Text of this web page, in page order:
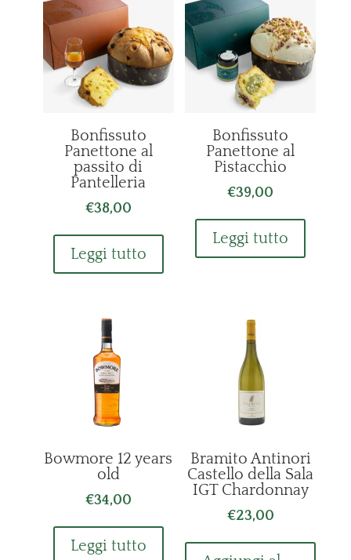
Bonfissuto
Panettone al
passito di
Pantelleria
€38,00
Leggi tutto
Bonfissuto
Panettone al
Pistacchio
€39,00
Leggi tutto
Bowmore 12 years
old
€34,00
Leggi tutto
Bramito Antinori
Castello della Sala
IGT Chardonnay
€23,00